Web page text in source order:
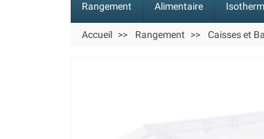
Rangement Alimentaire
Accueil Rangement Caisses et